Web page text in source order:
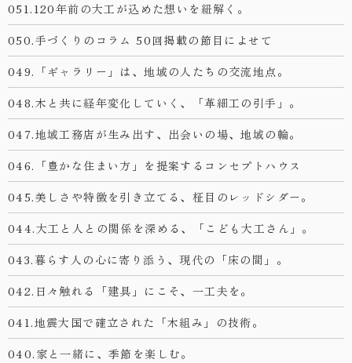
051.120年前の大工が込めた想いを紐解く。
050.手づくりのコラム 50回掲載の節目によせて
049.「ギャラリー」は、地域の人たちの交流地点。
048.木と共に経年変化していく、「革細工の引手」。
047.地域工務店が生み出す、出会いの場、地域の輪。
046.「豊かな住まい方」を提案するコンセプトハウス
045.美しさや特徴を引き立てる、柾目のレッドシダー。
044.大工と人との関係を深める、「こども大工さん」。
043.暮らす人の心に寄り添う、現代の「床の間」。
042.日々触れる「建具」にこそ、一工夫を。
041.地震大国で確立された「木組み」の技術。
040.家と一緒に、季節を楽しむ。